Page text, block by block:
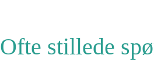
Ofte stillede